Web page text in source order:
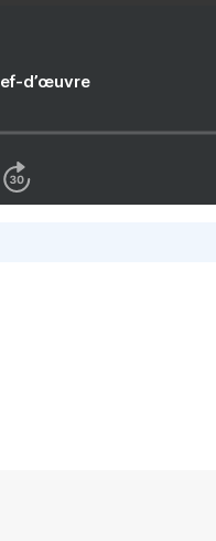
d’œuvre